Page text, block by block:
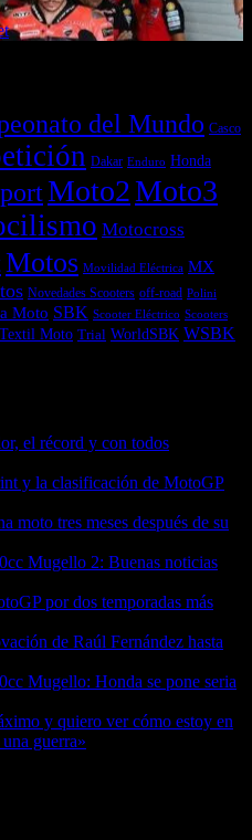
del Mundo Casco
Dakar Enduro Honda
Moto2Moto3
Motocross
Motos Movilidad Eléctrica MX
Novedades Scooters off-road Polini
Moto SBK Scooter Eléctrico Scooters
Textil Moto Trial WorldSBK WSBK
el récord y con todos
y la clasificación de MotoGP
moto tres meses después de su
Mugello 2: Buenas noticias
por dos temporadas más
de Raúl Fernández hasta
Mugello: Honda se pone seria
y quiero ver cómo estoy en
guerra»